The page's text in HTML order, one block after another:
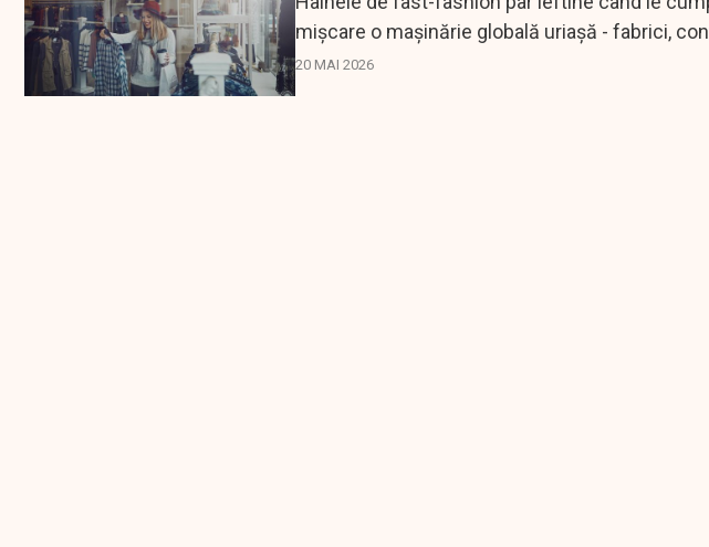
mișcare o mașinărie globală uriașă - fabrici,
online și...
20 MAI 2026